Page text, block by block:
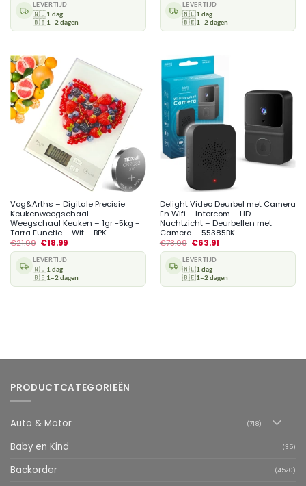
LEVERTIJD
🇳🇱1 dag
🇧🇪1–2 dagen
LEVERTIJD
🇳🇱1 dag
🇧🇪1–2 dagen
Vog&Arths – Digitale Precisie
Keukenweegschaal –
Weegschaal Keuken – 1gr -5kg -
Tarra Functie – Wit – BPK
€21.99 €18.99
LEVERTIJD
🇳🇱1 dag
🇧🇪1–2 dagen
Delight Video Deurbel met Camera
En Wifi – Intercom – HD –
Nachtzicht – Deurbellen met
Camera – 55385BK
€73.99 €63.91
LEVERTIJD
🇳🇱1 dag
🇧🇪1–2 dagen
PRODUCTCATEGORIEËN
Auto & Motor (718)
Baby en Kind (35)
Backorder (4520)